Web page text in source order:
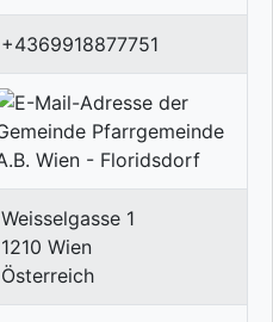
+4369918877751
Weisselgasse 1
1210 Wien
Österreich